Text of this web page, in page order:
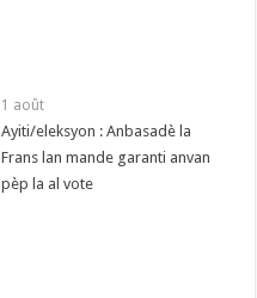
1 août
Ayiti/eleksyon : Anbasadè la
Frans lan mande garanti anvan
pèp la al vote